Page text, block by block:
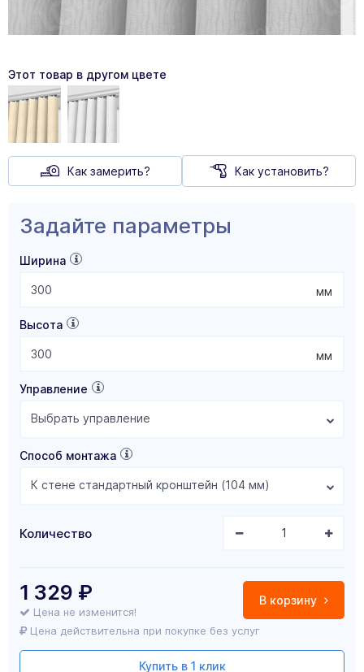
Этот товар в другом цвете
Как замерить? Как установить?
Задайте параметры
Ширина
мм
Высота
мм
Управление
Выбрать управление
Способ монтажа
К стене стандартный кронштейн (104 мм)
Количество
В корзину
1 329 ₽
Цена не изменится!
Цена действительна при покупке без услуг
Купить в 1 клик